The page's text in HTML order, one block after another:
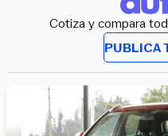
Cotiza y compara
PUBLICA